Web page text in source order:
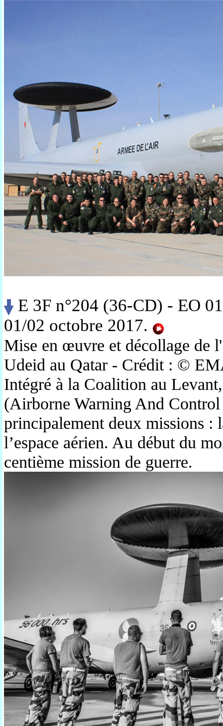
E 3F n°204 (36-CD) - EO
01/02 octobre 2017.
Mise en œuvre et décollage de
Udeid au Qatar - Crédit : ©
Intégré à la Coalition au
(Airborne Warning And Control
principalement deux missions :
l’espace aérien. Au début du
centième mission de guerre.